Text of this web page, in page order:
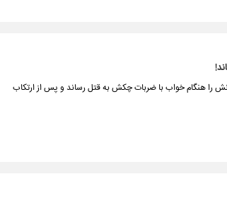
را هنگام خواب با ضربات چکش به قتل رساند و پس از ارتکاب